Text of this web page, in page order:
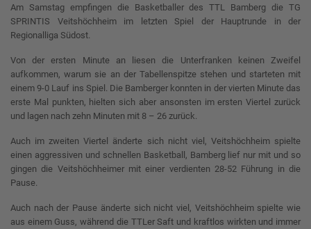
Am Samstag empfingen die Basketballer des TTL Bamberg die TG
SPRINTIS Veitshöchheim im letzten Spiel der Hauptrunde in der
Regionalliga Südost.
Von der ersten Minute an liesen die Unterfranken keinen Zweifel
aufkommen, warum sie an der Tabellenspitze stehen und starteten mit
einem 9-0 Lauf ins Spiel. Die Bamberger konnten in der vierten Minute das
erste Mal punkten, hielten sich aber ansonsten im ersten Viertel zurück
und lagen nach zehn Minuten mit 8 – 26 zurück.
Auch im zweiten Viertel änderte sich nicht viel, Veitshöchheim spielte
einen aggressiven und schnellen Basketball, Bamberg lief nur mit und so
gingen die Veitshöchheimer mit einer verdienten 28-52 Führung in die
Pause.
Auch nach der Pause änderte sich nicht viel, Veitshöchheim spielte wie
aus einem Guss, während die TTLer Saft und kraftlos wirkten und immer